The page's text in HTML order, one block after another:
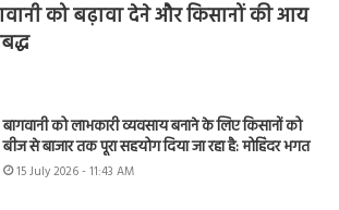
को बढ़ावा देने और किसानों की आय
बागवानी को लाभकारी व्यवसाय बनाने के लिए किसानों को
बीज से बाजार तक पूरा सहयोग दिया जा रहा है: मोहिंदर भगत
15 July 2026 - 11:43 AM